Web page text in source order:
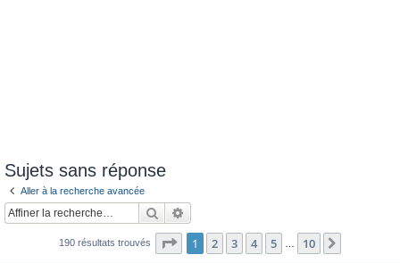
Sujets sans réponse
Aller à la recherche avancée
Rechercher
190 résultats trouvés Page 1sur10
1 2 3 4 5 10